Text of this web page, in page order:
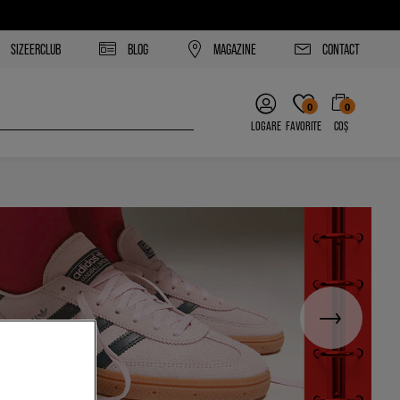
SIZEERCLUB BLOG MAGAZINE CONTACT
LOGARE
0
FAVORITE
0
COȘ